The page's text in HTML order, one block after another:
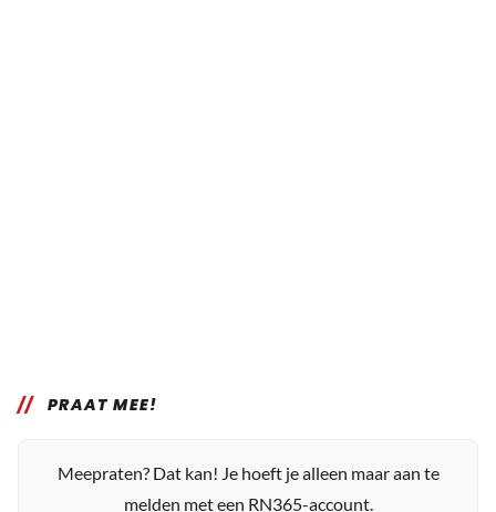
PRAAT MEE!
Meepraten? Dat kan! Je hoeft je alleen maar aan te
melden met een RN365-account.